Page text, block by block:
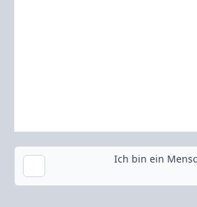
Kopie an meine E-Mail-